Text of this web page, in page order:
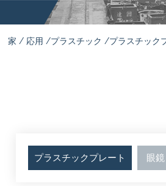
家 応用 プラスチック プラスチック
プラスチックプレート 眼鏡